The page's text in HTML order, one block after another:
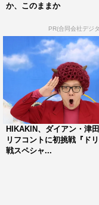
か、このままか
PR(合同会社デジ
HIKAKIN、ダイアン・津
リフコントに初挑戦『ド
戦スペシャ...